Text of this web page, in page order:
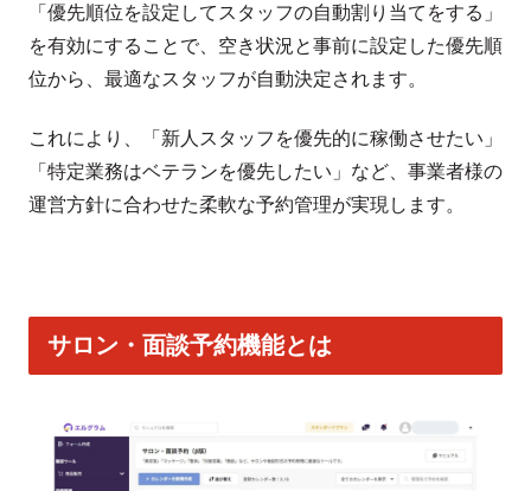
「優先順位を設定してスタッフの自動割り当てをする」
を有効にすることで、空き状況と事前に設定した優先順
位から、最適なスタッフが自動決定されます。
これにより、「新人スタッフを優先的に稼働させたい」
「特定業務はベテランを優先したい」など、事業者様の
運営方針に合わせた柔軟な予約管理が実現します。
サロン・面談予約機能とは